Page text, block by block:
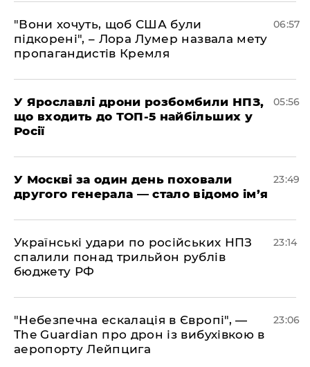
"Вони хочуть, щоб США були
підкорені", – Лора Лумер назвала мету
пропагандистів Кремля
06:57
У Ярославлі дрони розбомбили НПЗ,
що входить до ТОП-5 найбільших у
Росії
05:56
​У Москві за один день поховали
другого генерала — стало відомо ім’я
23:49
​Українські удари по російських НПЗ
спалили понад трильйон рублів
бюджету РФ
23:14
​"Небезпечна ескалація в Європі", —
The Guardian про дрон із вибухівкою в
аеропорту Лейпцига
23:06